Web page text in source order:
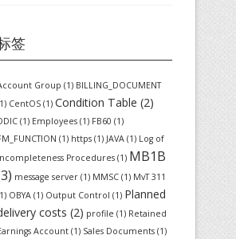
签
Group (1) BILLING_DOCUMENT
CentOS (1) Condition Table (2)
(1) Employees (1) FB60 (1)
(1) https (1) JAVA (1) Log of
Procedures (1) MB1B
message server (1) MMSC (1) MvT 311
OBYA (1) Output Control (1) Planned
costs (2) profile (1) Retained
Account (1) Sales Documents (1)